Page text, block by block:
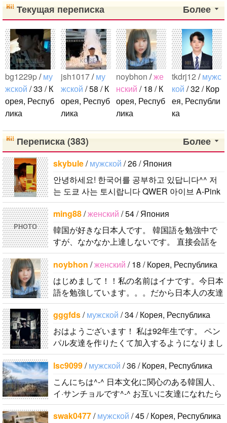
S すきな方~~
ぜひ おはな
ししましょう
p///q ゆきすぺ
んの おとも
だち たくさ
ん ほしいで
す~~٩꒰๑• ³•๑꒱
۶ わたしは 9
6Lineきすみ
です^^ みな
さんの すき
なメンバは
だれですか？
♡_♡ 좋아하
는 멤버는 누
구입니까? わ
たしは、もち
ろん みんな
だいすきです
が、とくに
きそぷくん
が……♡ 天
然•おしゃれ•
やさしい•甘
い声•いっし
ょうけんめい
なところ な
ど すきなと
ころをあげた
ら ほんとに
キリがないで
す..
ent;)..
Более
Текущая переписка
bg1229p/му
жской / 33 / К
орея, Респуб
лика
1992年生ま
れの韓国人で
す。 出身地
は済州島で
す。 日本の
ことは高校生
の時から興味
を持ちまし
た。 日本の
好きなところ
は文化や食べ
物です。 特
に街の雰囲気
が..
jsh1017/му
жской / 58 / К
орея, Респуб
лика
살고 있는 평
범한 남자입
니다 일본의
의 친구들과
친해지고 싶
어요 일본에
가면 좋은 곳
소개 시켜주
면 감사하겠
습니다 반대
로 한국에 오
시면 가이드
해 드릴..
noybhon /же
нский / 18 / К
орея, Респуб
лика
て！！私の名
前はイナで
す。今日本語
ます。。。だ
から日本人の
友達を作りた
しくおねがい
します..
tkdrj12 /мужс
кой / 32 / Кор
ея, Республи
ка
韓国に住んで
います。 ​普
が好きで、時
間がある時は
きです。最近
はいい釣りス
ポットを探し
たり、ノリの
いい音..
ddung_e/му
жской/ 29 / К
орея, Респуб
лика
日本の文化や
日常に興味が
あったので、
ペンパルを始
めました。
日本語を少し
ずつ勉強して
いるので、自
然に会話しな
がら実力を伸
ばしたいで
す。 もちろ
ん、私も韓国
文化や韓国..
Более
Переписка (383)
skybule/мужской / 26 / Япония
안녕하세요! 한국어를 공부하고 있답니다^^ 저
는 도쿄 사는 토시랍니다 QWER 아이브 A-Pink
東方神起(5명) 하이라이트 세븐어클락 볼빨간사
춘기 JYJ AOA 9muses 좋아해요ㅎㅎㅎ 같이 한
국어..
PHOTO
ming88/женский / 54 / Япония
韓国が好きな日本人です。 韓国語を勉強中で
すが、なかなか上達しないです。 直接会話を
する機会もないので、メッセージを通じて韓国
語を教えてもらいながら仲良くなれたら嬉..
noybhon /женский / 18 / Корея, Республика
はじめまして！！私の名前はイナです。今日本
語を勉強しています。。。だから日本人の友達
を作りたいです。よろしくおねがいします..
gggfds/мужской / 34 / Корея, Республика
おはようございます！ 私は92年生です。 ペン
パル友達を作りたくて加入するようになりまし
た。 日本文化をたくさん好きです。 食べ物も
好きですが特別に服を本当に好きです。..
lsc9099/мужской / 36 / Корея, Республика
こんにちは^-^ 日本文化に関心のある韓国人、
イ·サンチョルです^-^ お互いに友達になれたら
いいなと思います^-^ どうぞよろしくお願いし
ます^..
swak0477/мужской / 45 / Корея, Республика